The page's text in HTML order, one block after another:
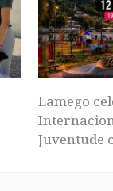
Lamego
Juventude